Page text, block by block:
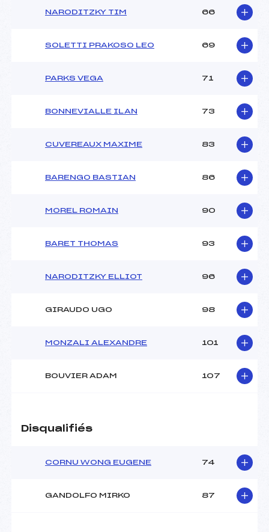
NARODITZKY TIM 66
SOLETTI PRAKOSO LEO 69
PARKS VEGA 71
BONNEVIALLE ILAN 73
CUVEREAUX MAXIME 83
BARENGO BASTIAN 86
MOREL ROMAIN 90
BARET THOMAS 93
NARODITZKY ELLIOT 96
GIRAUDO UGO 98
MONZALI ALEXANDRE 101
BOUVIER ADAM 107
Disqualifiés
CORNU WONG EUGENE 74
GANDOLFO MIRKO 87